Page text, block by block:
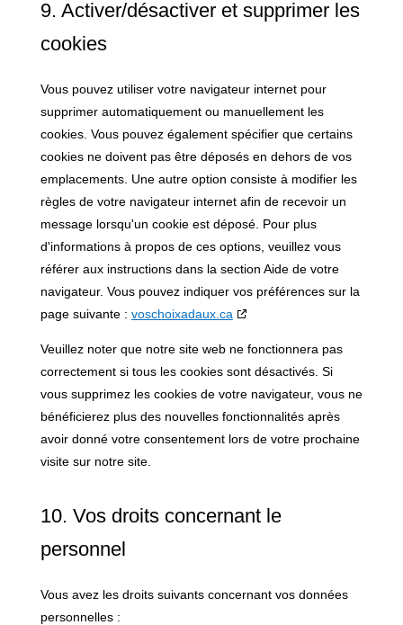
9. Activer/désactiver et supprimer les
cookies
Vous pouvez utiliser votre navigateur internet pour
supprimer automatiquement ou manuellement les
cookies. Vous pouvez également spécifier que certains
cookies ne doivent pas être déposés en dehors de vos
emplacements. Une autre option consiste à modifier les
règles de votre navigateur internet afin de recevoir un
message lorsqu'un cookie est déposé. Pour plus
d'informations à propos de ces options, veuillez vous
référer aux instructions dans la section Aide de votre
navigateur. Vous pouvez indiquer vos préférences sur la
page suivante : voschoixadaux.ca
Veuillez noter que notre site web ne fonctionnera pas
correctement si tous les cookies sont désactivés. Si
vous supprimez les cookies de votre navigateur, vous ne
bénéficierez plus des nouvelles fonctionnalités après
avoir donné votre consentement lors de votre prochaine
visite sur notre site.
10. Vos droits concernant le
personnel
Vous avez les droits suivants concernant vos données
personnelles :